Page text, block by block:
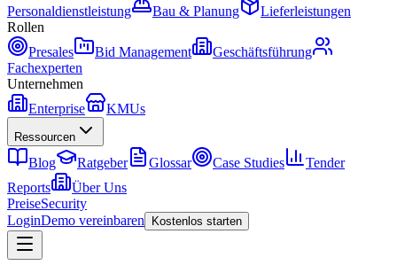
Personaldienstleistung
Bau & Planung
Lieferleistungen
Rollen
Presales
Bid Management
Geschäftsführung
Fachexperten
Unternehmen
Enterprise
KMUs
Ressourcen
Blog Ratgeber Glossar Case Studies
Tender
Reports
Über Uns
PreiseSecurity
LoginDemo vereinbaren Kostenlos starten